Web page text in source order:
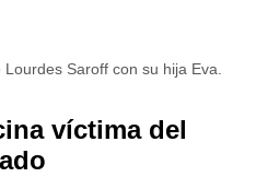
Saroff con su hija Eva.
víctima del